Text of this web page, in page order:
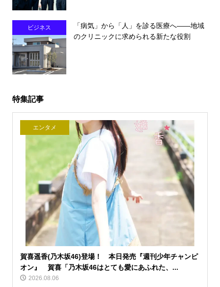
ビジネス
「病気」から「人」を診る医療へ――地域
のクリニックに求められる新たな役割
特集記事
エンタメ
賀喜遥香(乃木坂46)登場！ 本日発売『週刊少年チャンピ
オン』 賀喜「乃木坂46はとても愛にあふれた、...
2026.08.06